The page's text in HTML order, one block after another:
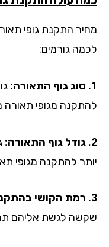
התקנת גופי תאורה
גורמים:
גופי
מגופי תאורה
גופי
להתקנה מגופי תאורה
לגשת אליהם תהיה